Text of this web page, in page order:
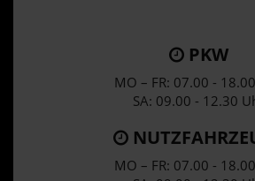
PKW
MO – FR: 07.00 -
SA: 09.00 - 12.30
MO – FR: 07.00 -